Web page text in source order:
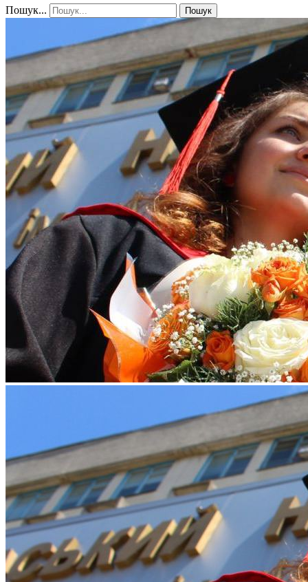
Пошук... Пошук